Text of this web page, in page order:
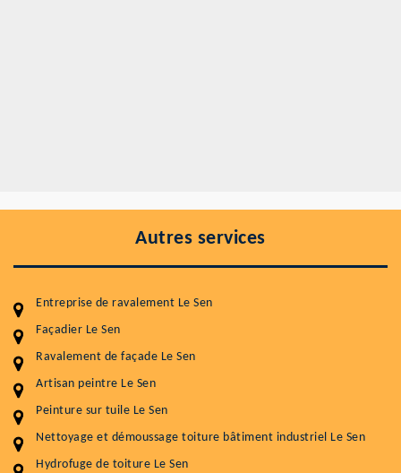
Autres services
Entreprise de ravalement Le Sen
Façadier Le Sen
Ravalement de façade Le Sen
Artisan peintre Le Sen
Peinture sur tuile Le Sen
Nettoyage et démoussage toiture bâtiment industriel Le Sen
Hydrofuge de toiture Le Sen
Entretenir votre toiture, c'est préserver sa
Plus de 15 ans d'expérience en couverture et facade
Service